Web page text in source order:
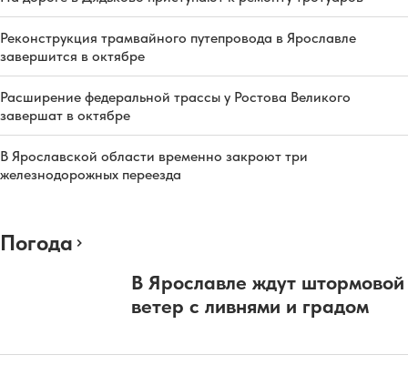
Реконструкция трамвайного путепровода в Ярославле
завершится в октябре
Расширение федеральной трассы у Ростова Великого
завершат в октябре
В Ярославской области временно закроют три
железнодорожных переезда
Погода
В Ярославле ждут штормовой
ветер с ливнями и градом